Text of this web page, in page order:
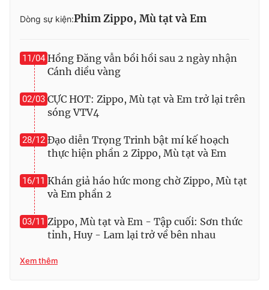
Dòng sự kiện:Phim Zippo, Mù tạt và Em
11/04 Hồng Đăng vẫn bồi hồi sau 2 ngày nhận
Cánh diều vàng
02/03 CỰC HOT: Zippo, Mù tạt và Em trở lại trên
sóng VTV4
28/12 Đạo diễn Trọng Trinh bật mí kế hoạch
thực hiện phần 2 Zippo, Mù tạt và Em
16/11 Khán giả háo hức mong chờ Zippo, Mù tạt
và Em phần 2
03/11 Zippo, Mù tạt và Em - Tập cuối: Sơn thức
tỉnh, Huy - Lam lại trở về bên nhau
Xem thêm